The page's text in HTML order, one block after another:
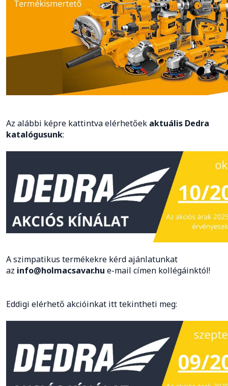
Az alábbi képre kattintva elérhetőek aktuális Dedra
katalógusunk:
A szimpatikus termékekre kérd ajánlatunkat
az info@holmacsavar.hu e-mail címen kollégáinktól!
Eddigi elérhető akcióinkat itt tekintheti meg: